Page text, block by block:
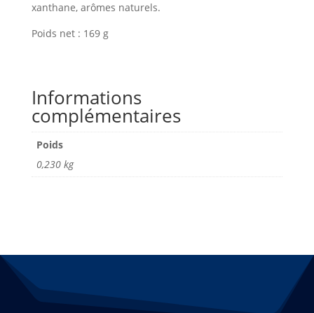
xanthane, arômes naturels.
Poids net : 169 g
Informations
complémentaires
Poids
0,230 kg